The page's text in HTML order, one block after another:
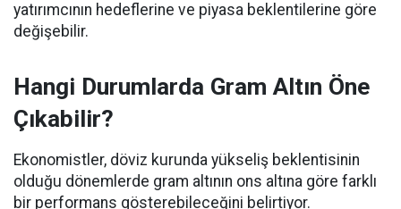
yatırımcının hedeflerine ve piyasa beklentilerine göre
değişebilir.
Hangi Durumlarda Gram Altın Öne
Çıkabilir?
Ekonomistler, döviz kurunda yükseliş beklentisinin
olduğu dönemlerde gram altının ons altına göre farklı
bir performans gösterebileceğini belirtiyor.